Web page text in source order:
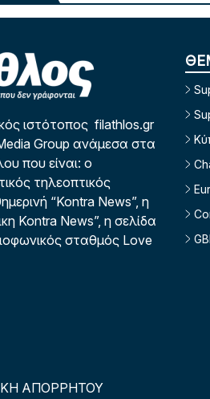
ιστότοπος filathlos.gr
Group ανάμεσα στα
που είναι: ο
τηλεοπτικός
“Kontra News”, η
Kontra News”, η σελίδα
σταθμός Love
ΑΠΟΡΡΗΤΟΥ